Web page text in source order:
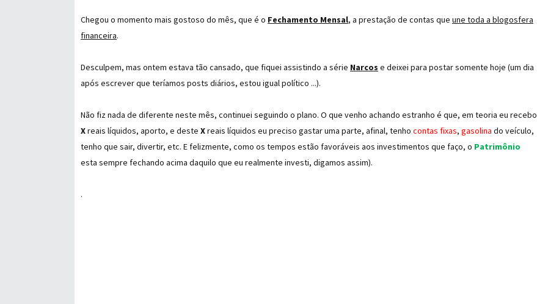
Chegou o momento mais gostoso do mês, que é o Fechamento Mensal, a prestação de contas que une toda a blogosfera
financeira.
Desculpem, mas ontem estava tão cansado, que fiquei assistindo a série Narcos e deixei para postar somente hoje (um dia
após escrever que teríamos posts diários, estou igual político ...).
Não fiz nada de diferente neste mês, continuei seguindo o plano. O que venho achando estranho é que, em teoria eu recebo
Xreais líquidos, aporto, e deste Xreais líquidos eu preciso gastar uma parte, afinal, tenho contas fixas, gasolina do veículo,
tenho que sair, divertir, etc. E felizmente, como os tempos estão favoráveis aos investimentos que faço, o Patrimônio
esta sempre fechando acima daquilo que eu realmente investi, digamos assim).
.